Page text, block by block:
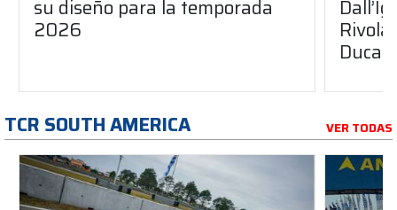
su diseño para la temporada
2026
Ducati
TCR SOUTH AMERICA VER TODAS